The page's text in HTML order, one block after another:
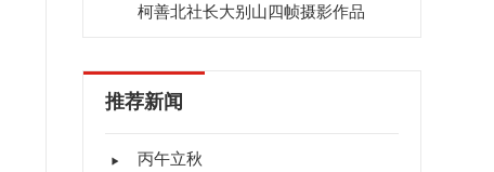
柯善北社长大别山四帧摄影作品
推荐新闻
丙午立秋